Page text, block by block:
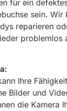
für ein
sein. Wir
reparieren
problemlos
Ihre Fähigkeit
Bilder und
die Kamera